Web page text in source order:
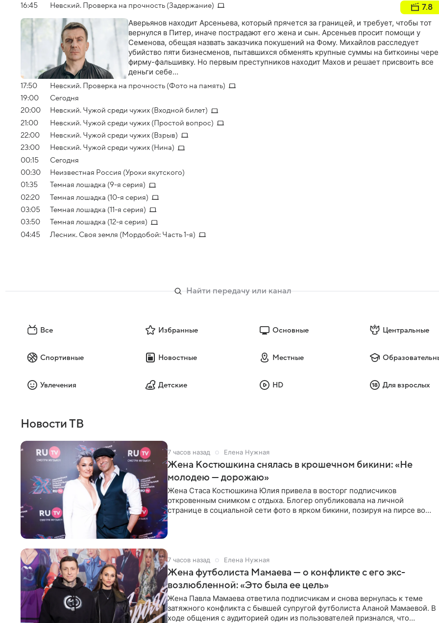
16:45
Невский. Проверка на прочность (Задержание) 7.8
Аверьянов находит Арсеньева, который прячется за границей, и требует, чтобы тот
вернулся в Питер, иначе пострадают его жена и сын. Арсеньев просит помощи у
Семенова, обещая назвать заказчика покушений на Фому. Михайлов расследует
убийство пяти бизнесменов, пытавшихся обменять крупные суммы на биткоины
фирму-фальшивку. Но первым преступников находит Махов и решает присвоить все
деньги себе…
17:50
Невский. Проверка на прочность (Фото на память)
19:00
Сегодня
20:00
Невский. Чужой среди чужих (Входной билет)
21:00
Невский. Чужой среди чужих (Простой вопрос)
22:00
Невский. Чужой среди чужих (Взрыв)
23:00
Невский. Чужой среди чужих (Нина)
00:15
Сегодня
00:30
Неизвестная Россия (Уроки якутского)
01:35
Темная лошадка (9-я серия)
02:20
Темная лошадка (10-я серия)
03:05
Темная лошадка (11-я серия)
03:50
Темная лошадка (12-я серия)
04:45
Лесник. Своя земля (Мордобой: Часть 1-я)
Все Избранные Основные Центральные
Спортивные Новостные Местные
Увлечения Детские HD Для взрослых
Новости ТВ
7 часов назад Елена Нужная
Жена Костюшкина снялась в крошечном бикини: «Не
молодею — дорожаю»
Жена Стаса Костюшкина Юлия привела в восторг подписчиков
откровенным снимком с отдыха. Блогер опубликовала на личной
странице в социальной сети фото в ярком бикини, позируя на пирсе во
7 часов назад Елена Нужная
Жена футболиста Мамаева — о конфликте с его экс-
возлюбленной: «Это была ее цель»
Жена Павла Мамаева ответила подписчикам и снова вернулась к теме
затяжного конфликта с бывшей супругой футболиста Аланой Мамаевой. В
ходе общения с аудиторией один из пользователей признался, что